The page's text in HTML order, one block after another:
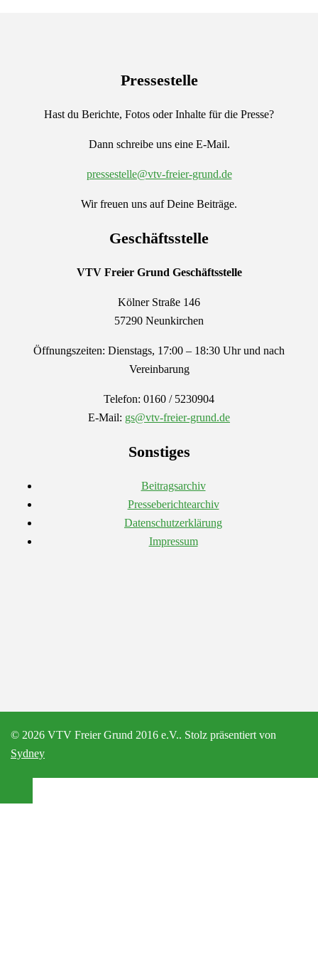
Pressestelle
Hast du Berichte, Fotos oder Inhalte für die Presse?
Dann schreibe uns eine E-Mail.
pressestelle@vtv-freier-grund.de
Wir freuen uns auf Deine Beiträge.
Geschäftsstelle
VTV Freier Grund Geschäftsstelle
Kölner Straße 146
57290 Neunkirchen
Öffnungszeiten: Dienstags, 17:00 – 18:30 Uhr und nach
Vereinbarung
Telefon: 0160 / 5230904
E-Mail: gs@vtv-freier-grund.de
Sonstiges
Beitragsarchiv
Presseberichtearchiv
Datenschutzerklärung
Impressum
© 2026 VTV Freier Grund 2016 e.V.. Stolz präsentiert von
Sydney